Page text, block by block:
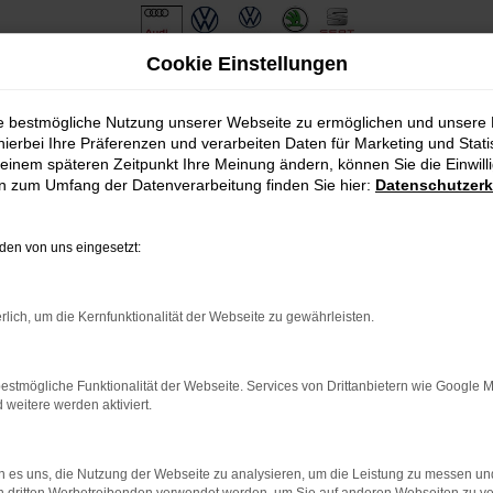
bestimmter Seiten verhindern. Funktioniert die Seite in
dem neuesten Stand sind.
kann auch dazu führen, dass bestimmte Funktionen nicht
Cookie Einstellungen
bestmögliche Nutzung unserer Webseite zu ermöglichen und unsere
Ihre Präferenzen und verarbeiten Daten für Marketing und
späteren Zeitpunkt Ihre Meinung ändern, können Sie die
zum Umfang der Datenverarbeitung finden Sie hier:
von uns eingesetzt:
um die Kernfunktionalität der Webseite zu gewährleisten.
Funktionalität der Webseite. Services von Drittanbietern wie Google
weitere werden aktiviert.
es uns, die Nutzung der Webseite zu analysieren, um die Leistung zu messen